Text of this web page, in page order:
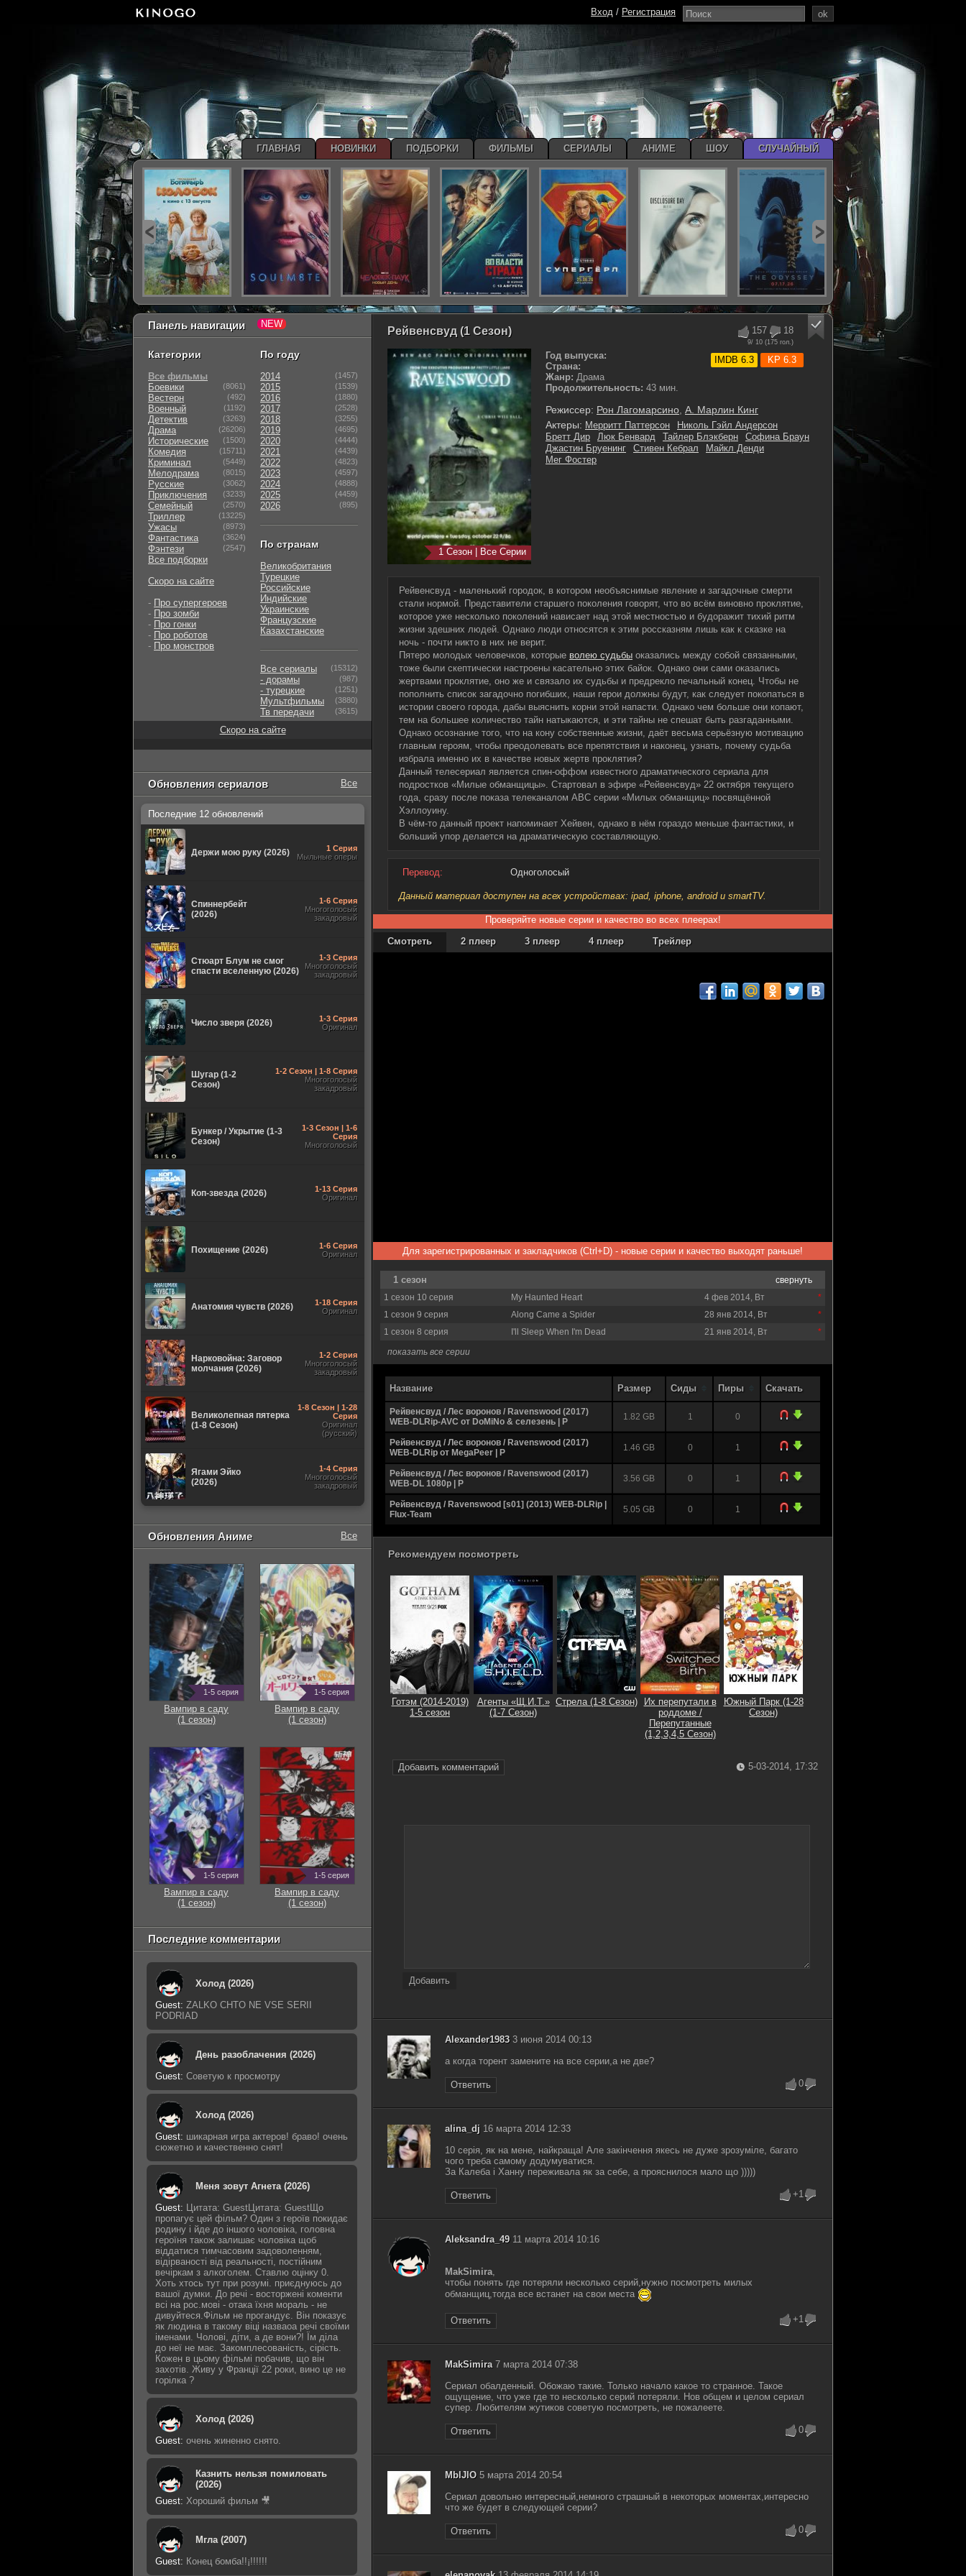
157 18
9/ 10 (175 гол.)
IMDB 6.3 KP 6.3
Рейвенсвуд (1 Сезон)
1 Сезон | Все Серии
Год выпуска:
Страна:
Жанр: Драма
Продолжительность: 43 мин.
Режиссер: Рон Лагомарсино А. Марлин Кинг
Актеры: Мерритт Паттерсон
Николь Гэйл Андерсон
Бретт Дир
Люк Бенвард Тайлер Блэкберн
Софина Браун
Джастин Бруенинг
Стивен Кебрал
Майкл Денди
Мег Фостер
Рейвенсвуд - маленький городок, в котором необъяснимые явление и загадочные смерти
стали нормой. Представители старшего поколения говорят, что во всём виновно проклятие,
которое уже несколько поколений нависает над этой местностью и будоражит тихий ритм
жизни здешних людей. Однако люди относятся к этим россказням лишь как к сказке на
ночь - почти никто в них не верит.
Пятеро молодых человечков, которые волею судьбы оказались между собой связанными,
тоже были скептически настроены касательно этих байок. Однако они сами оказались
жертвами проклятие, оно же и связало их судьбы и предрекло печальный конец. Чтобы не
пополнить список загадочно погибших, наши герои должны будут, как следует покопаться в
истории своего города, дабы выяснить корни этой напасти. Однако чем больше они копают,
тем на большее количество тайн натыкаются, и эти тайны не спешат быть разгаданными.
Однако осознание того, что на кону собственные жизни, даёт весьма серьёзную мотивацию
главным героям, чтобы преодолевать все препятствия и наконец, узнать, почему судьба
избрала именно их в качестве новых жертв проклятия?
Данный телесериал является спин-оффом известного драматического сериала для
подростков «Милые обманщицы». Стартовал в эфире «Рейвенсвуд» 22 октября текущего
года, сразу после показа телеканалом ABC серии «Милых обманщиц» посвящённой
Хэллоуину.
В чём-то данный проект напоминает Хейвен, однако в нём гораздо меньше фантастики, и
больший упор делается на драматическую составляющую.
Перевод: Одноголосый
Данный материал доступен на всех устройствах: ipad, iphone, android и smartTV.
Проверяйте новые серии и качество во всех плеерах!
Смотреть
2 плеер 3 плеер 4 плеер Трейлер
Для зарегистрированных и закладчиков (Ctrl+D) - новые серии и качество выходят раньше!
1 сезон
свернуть
1 сезон 10 серия
My Haunted Heart
4 фев 2014, Вт
1 сезон 9 серия
Along Came a Spider
28 янв 2014, Вт
1 сезон 8 серия
I'll Sleep When I'm Dead
21 янв 2014, Вт
показать все серии
Название Размер Сиды Пиры Скачать
Рейвенсвуд / Лес воронов / Ravenswood (2017)
WEB-DLRip-AVC от DoMiNo & селезень | P
1.82 GB 1 0
Рейвенсвуд / Лес воронов / Ravenswood (2017)
WEB-DLRip от MegaPeer | P
1.46 GB 0 1
Рейвенсвуд / Лес воронов / Ravenswood (2017)
WEB-DL 1080p | P
3.56 GB 0 1
Рейвенсвуд / Ravenswood [s01] (2013) WEB-DLRip |
Flux-Team
5.05 GB 0 1
Рекомендуем посмотреть
Готэм (2014-2019)
1-5 сезон
Агенты «Щ.И.Т.»
(1-7 Сезон)
Стрела (1-8 Сезон)
Их перепутали в
роддоме /
Перепутанные
(1,2,3,4,5 Сезон)
Южный Парк (1-28
Сезон)
Добавить комментарий 5-03-2014, 17:32
Добавить
Alexander19833 июня 2014 00:13
а когда торент замените на все серии,а не две?
Ответить 0
alina_dj 16 марта 2014 12:33
10 серія, як на мене, найкраща! Але закінчення якесь не дуже зрозуміле, багато
чого треба самому додумуватися.
За Калеба і Ханну переживала як за себе, а прояснилося мало що )))))
Ответить +1
Aleksandra_4911 марта 2014 10:16
MakSimira,
чтобы понять где потеряли несколько серий,нужно посмотреть милых
обманщиц,тогда все встанет на свои места
Ответить +1
MakSimira7 марта 2014 07:38
Сериал обалденный. Обожаю такие. Только начало какое то странное. Такое
ощущение, что уже где то несколько серий потеряли. Нов общем и целом сериал
супер. Любителям жутиков советую посмотреть, не пожалеете.
Ответить 0
MblJlO 5 марта 2014 20:54
Сериал довольно интересный,немного страшный в некоторых моментах,интересно
что же будет в следующей серии?
Ответить 0
Панель навигации
Категории
Все фильмы
Боевики
(8061)
Вестерн (492)
Военный (1192)
Детектив (3263)
Драма (26206)
Исторические (1500)
Комедия (15711)
Криминал (5449)
Мелодрама (8015)
Русские (3062)
Приключения (3233)
Семейный (2570)
Триллер (13225)
Ужасы (8973)
Фантастика (3624)
Фэнтези (2547)
Все подборки
Скоро на сайте
- Про супергероев
- Про зомби
- Про гонки
- Про роботов
- Про монстров
По году
2014 (1457)
2015 (1539)
2016 (1880)
2017 (2528)
2018 (3255)
2019 (4695)
2020 (4444)
2021 (4439)
2022 (4823)
2023 (4597)
2024 (4888)
2025 (4459)
2026 (895)
По странам
Великобритания
Турецкие
Российские
Индийские
Украинские
Французские
Казахстанские
Все сериалы (15312)
- дорамы (987)
- турецкие (1251)
Мультфильмы (3880)
Тв передачи (3615)
Скоро на сайте
Обновления сериалов Все
Последние 12 обновлений
Держи мою руку (2026)
1 Серия
Мыльные оперы
Спиннербейт
(2026)
1-6 Серия
Многоголосый
закадровый
Стюарт Блум не смог
спасти вселенную (2026)
1-3 Серия
Многоголосый
закадровый
Число зверя (2026)
1-3 Серия
Оригинал
Шугар (1-2
Сезон)
1-2 Сезон | 1-8 Серия
Многоголосый
закадровый
Бункер / Укрытие (1-3
Сезон)
1-3 Сезон | 1-6
Серия
Многоголосый
Коп-звезда (2026)
1-13 Серия
Оригинал
Похищение (2026)
1-6 Серия
Оригинал
Анатомия чувств (2026)
1-18 Серия
Оригинал
Нарковойна: Заговор
молчания (2026)
1-2 Серия
Многоголосый
закадровый
Великолепная пятерка
(1-8 Сезон)
1-8 Сезон | 1-28
Серия
Оригинал
(русский)
Ягами Эйко
(2026)
1-4 Серия
Многоголосый
закадровый
Обновления Аниме Все
1-5 серия
Вампир в саду
(1 сезон)
1-5 серия
Вампир в саду
(1 сезон)
1-5 серия
Вампир в саду
(1 сезон)
1-5 серия
Вампир в саду
(1 сезон)
Последние комментарии
Холод (2026)
Guest: ZALKO CHTO NE VSE SERII
PODRIAD
День разоблачения (2026)
Guest: Советую к просмотру
Холод (2026)
Guest: шикарная игра актеров! браво! очень
сюжетно и качественно снят!
Меня зовут Агнета (2026)
Guest: Цитата: GuestЦитата: GuestЩо
пропагує цей фільм? Один з героїв покидає
родину і йде до іншого чоловіка, головна
героїня також залишає чоловіка щоб
віддатися тимчасовим задоволенням,
відірваності від реальності, постійним
вечіркам з алкоголем. Ставлю оцінку 0.
Хоть хтось тут при розумі. приєднуюсь до
вашої думки. До речі - восторжені коменти
всі на рос.мові - отака їхня мораль - не
дивуйтеся.Фільм не прогандує. Він показує
як людина в такому віці назваоа речі своїми
іменами. Чолові, діти, а де вони?! Їм діла
до неї не має. Закомплесованість, сірість.
Кожен в цьому фільмі побачив, що він
захотів. Живу у Франції 22 роки, вино це не
горілка ?
Холод (2026)
Guest: очень жиненно снято.
Казнить нельзя помиловать
(2026)
Guest: Хороший фильм 🎥
Мгла (2007)
Guest: Конец бомба!!¡!!!!!!
ok
Вход / Регистрация
ГЛАВНАЯ НОВИНКИ ПОДБОРКИ ФИЛЬМЫ СЕРИАЛЫ АНИМЕ ШОУ СЛУЧАЙНЫЙ